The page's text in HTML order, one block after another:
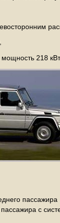
218
пассажира
с